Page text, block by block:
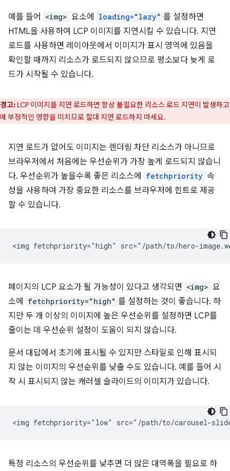
예를 들어 <img> 요소에 loading="lazy" 를 설정하면
HTML을 사용하여 LCP 이미지를 지연시킬 수 있습니다. 지연
로드를 사용하면 레이아웃에서 이미지가 표시 영역에 있음을
확인할 때까지 리소스가 로드되지 않으므로 평소보다 늦게 로
드가 시작될 수 있습니다.
경고:LCP 이미지를 지연 로드하면 항상 불필요한 리소스 로드 지연이 발생하고
부정적인 영향을 미치므로 절대 지연 로드하지 마세요.
지연 로드가 없어도 이미지는 렌더링 차단 리소스가 아니므로
브라우저에서 처음에는 우선순위가 가장 높게 로드되지 않습니
다. 우선순위가 높을수록 좋은 리소스에
fetchpriority 속
성을 사용하여 가장 중요한 리소스를 브라우저에 힌트로 제공
할 수 있습니다.
페이지의 LCP 요소가 될 가능성이 있다고 생각되면 <img> 요
소에
fetchpriority="high" 를 설정하는 것이 좋습니다. 하
지만 두 개 이상의 이미지에 높은 우선순위를 설정하면 LCP를
줄이는 데 우선순위 설정이 도움이 되지 않습니다.
문서 대답에서 초기에 표시될 수 있지만 스타일로 인해 표시되
지 않는 이미지의 우선순위를 낮출 수도 있습니다. 예를 들어 시
작 시 표시되지 않는 캐러셀 슬라이드의 이미지가 있습니다.
특정 리소스의 우선순위를 낮추면 더 많은 대역폭을 필요로 하